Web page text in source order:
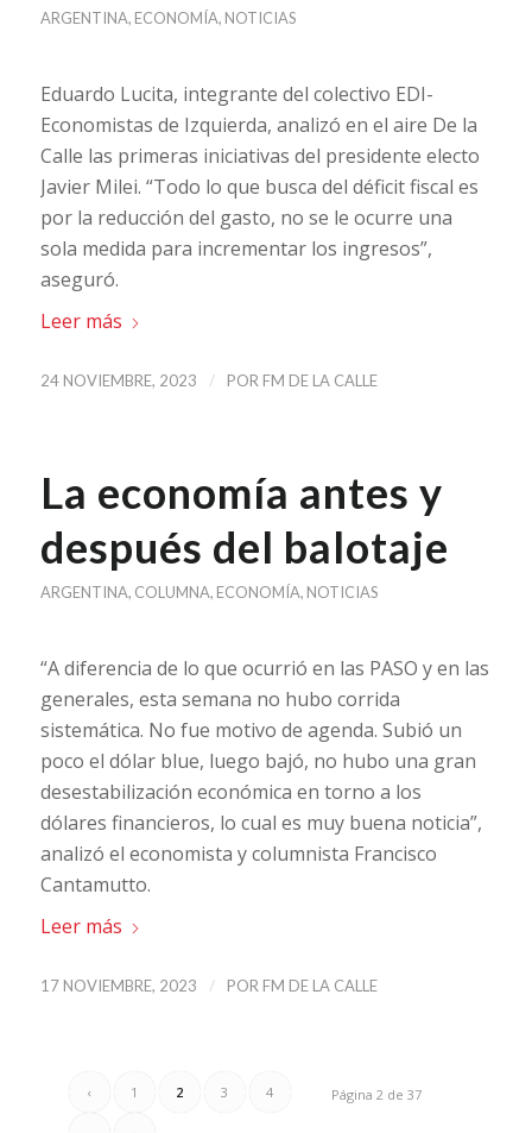
ARGENTINA, ECONOMÍA, NOTICIAS
Eduardo Lucita, integrante del colectivo EDI-
Economistas de Izquierda, analizó en el aire De la
Calle las primeras iniciativas del presidente electo
Javier Milei. “Todo lo que busca del déficit fiscal es
por la reducción del gasto, no se le ocurre una
sola medida para incrementar los ingresos”,
aseguró.
Leer más
24 NOVIEMBRE, 2023 / POR FM DE LA CALLE
La economía antes y
después del balotaje
ARGENTINA, COLUMNA, ECONOMÍA, NOTICIAS
“A diferencia de lo que ocurrió en las PASO y en las
generales, esta semana no hubo corrida
sistemática. No fue motivo de agenda. Subió un
poco el dólar blue, luego bajó, no hubo una gran
desestabilización económica en torno a los
dólares financieros, lo cual es muy buena noticia”,
analizó el economista y columnista Francisco
Cantamutto.
Leer más
17 NOVIEMBRE, 2023 / POR FM DE LA CALLE
Página 2 de 37
‹ 1 2 3 4